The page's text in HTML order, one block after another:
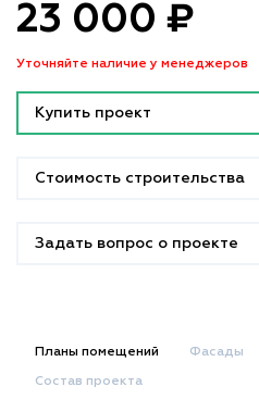
23 000 ₽
Уточняйте наличие у менеджеров
Купить проект
Стоимость строительства
Задать вопрос о проекте
Планы помещений Фасады
Состав проекта